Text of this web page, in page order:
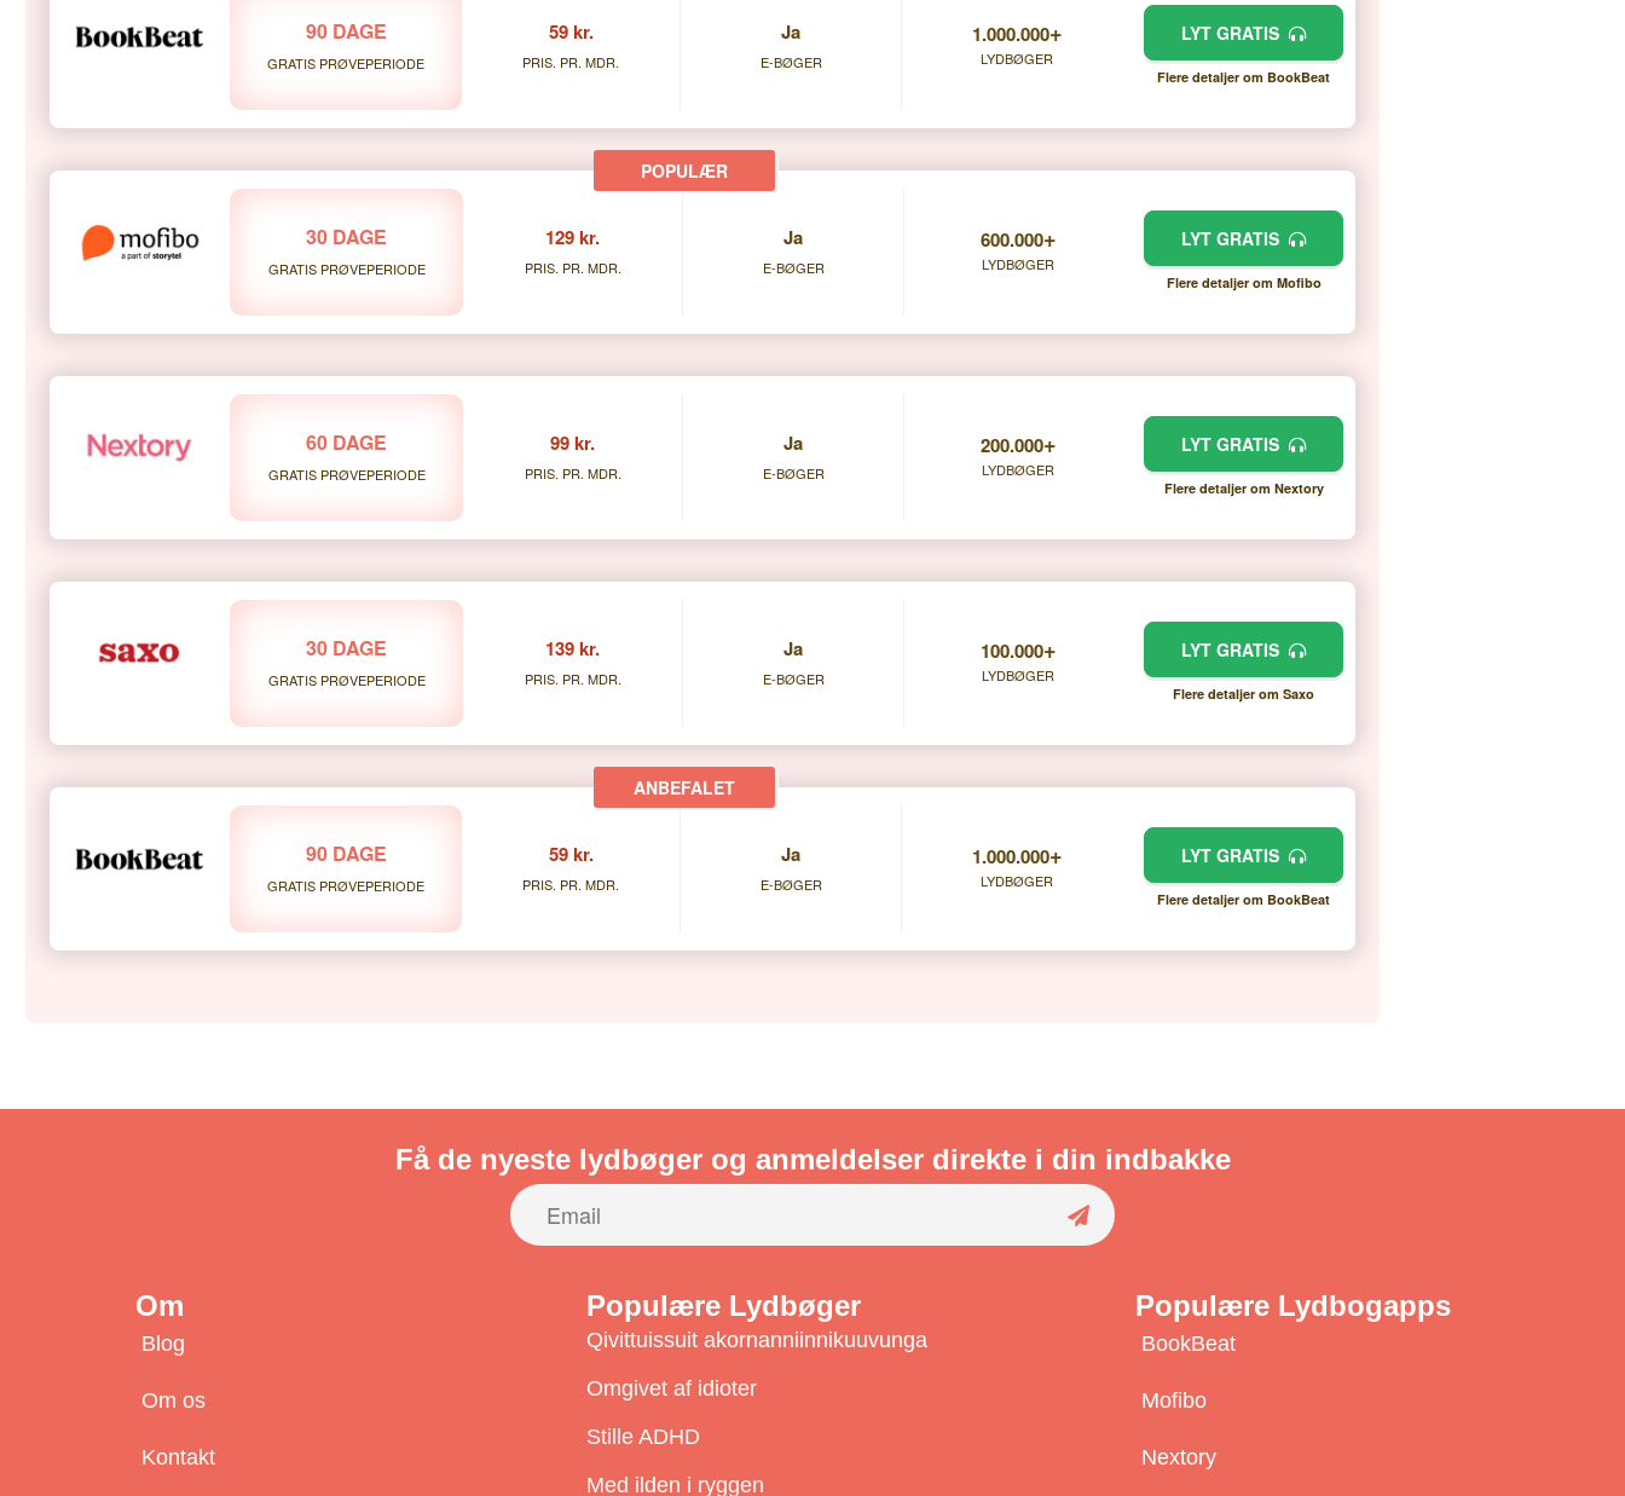
90 DAGE
GRATIS PRØVEPERIODE
59 kr.
PRIS. PR. MDR.
Ja
E-BØGER
1.000.000+
LYDBØGER
LYT GRATIS
Flere detaljer om BookBeat
30 DAGE
GRATIS PRØVEPERIODE
129 kr.
PRIS. PR. MDR.
Ja
E-BØGER
600.000+
LYDBØGER
LYT GRATIS
Flere detaljer om Mofibo
60 DAGE
GRATIS PRØVEPERIODE
99 kr.
PRIS. PR. MDR.
Ja
E-BØGER
200.000+
LYDBØGER
LYT GRATIS
Flere detaljer om Nextory
30 DAGE
GRATIS PRØVEPERIODE
139 kr.
PRIS. PR. MDR.
Ja
E-BØGER
100.000+
LYDBØGER
LYT GRATIS
Flere detaljer om Saxo
90 DAGE
GRATIS PRØVEPERIODE
59 kr.
PRIS. PR. MDR.
Ja
E-BØGER
1.000.000+
LYDBØGER
LYT GRATIS
Flere detaljer om BookBeat
Få de nyeste lydbøger og anmeldelser direkte i din indbakke
S
Om
Blog
Om os
Kontakt
Populære Lydbøger
Qivittuissuit akornanniinnikuuvunga
Omgivet af idioter
Stille ADHD
Med ilden i ryggen
Populære Lydbogapps
BookBeat
Mofibo
Nextory